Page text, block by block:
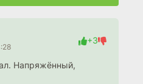
+3
Напряжённый,